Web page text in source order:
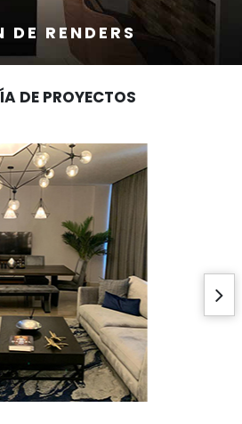
RENDERS
DE PROYECTOS